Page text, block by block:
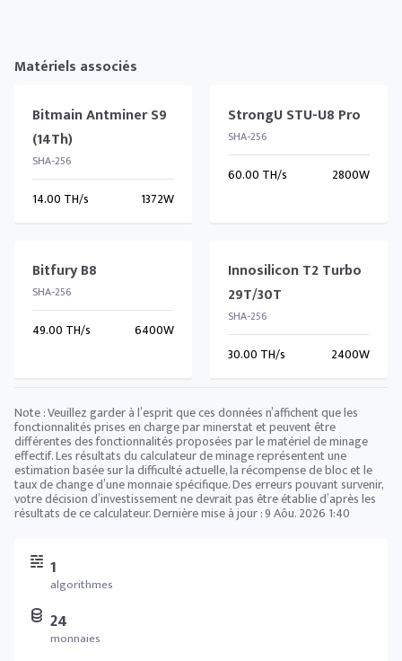
1
algorithmes
24
monnaies
Matériels associés
Bitmain Antminer S9
(14Th)
SHA-256
14.00 TH/s 1372W
StrongU STU-U8 Pro
SHA-256
60.00 TH/s 2800W
Bitfury B8
SHA-256
49.00 TH/s 6400W
Innosilicon T2 Turbo
29T/30T
SHA-256
30.00 TH/s 2400W
Note : Veuillez garder à l’esprit que ces données n’affichent que les
fonctionnalités prises en charge par minerstat et peuvent être
différentes des fonctionnalités proposées par le matériel de minage
effectif. Les résultats du calculateur de minage représentent une
estimation basée sur la difficulté actuelle, la récompense de bloc et le
taux de change d’une monnaie spécifique. Des erreurs pouvant survenir,
votre décision d’investissement ne devrait pas être établie d’après les
résultats de ce calculateur. Dernière mise à jour :9 Aôu. 2026 1:40